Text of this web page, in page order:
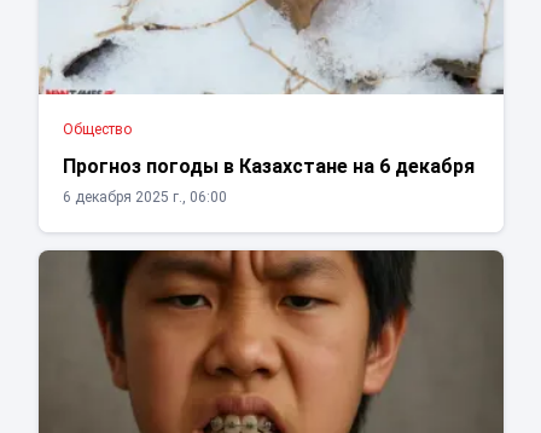
Общество
Прогноз погоды в Казахстане на 6 декабря
6 декабря 2025 г., 06:00